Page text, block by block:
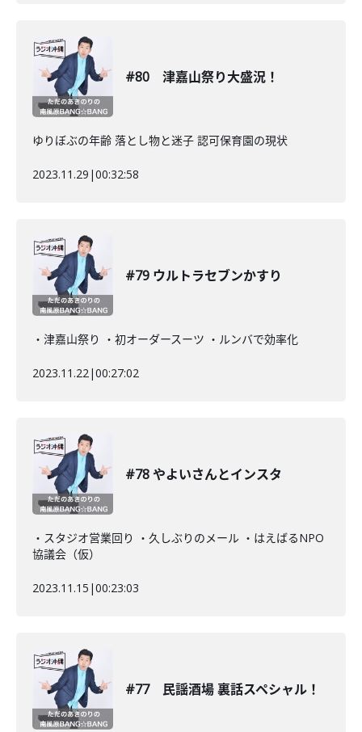
#80 津嘉山祭り大盛況！
ゆりぼぶの年齢 落とし物と迷子 認可保育園の現状
2023.11.29 |00:32:58
#79 ウルトラセブンかすり
・津嘉山祭り ・初オーダースーツ ・ルンバで効率化
2023.11.22|00:27:02
#78 やよいさんとインスタ
・スタジオ営業回り ・久しぶりのメール ・はえばるNPO
協議会（仮）
2023.11.15 |00:23:03
#77 民謡酒場 裏話スペシャル！